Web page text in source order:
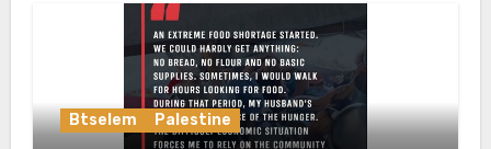
Btselem Palestine